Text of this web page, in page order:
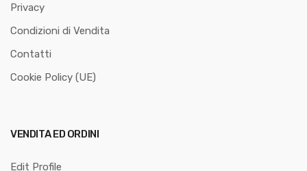
Privacy
Condizioni di Vendita
Contatti
Cookie Policy (UE)
VENDITA ED ORDINI
Edit Profile